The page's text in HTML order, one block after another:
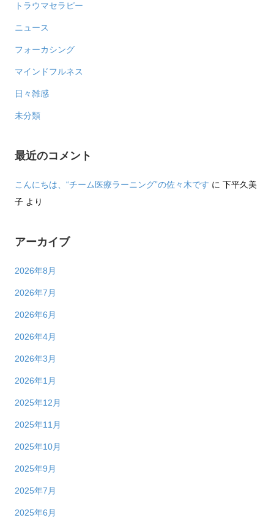
トラウマセラピー
ニュース
フォーカシング
マインドフルネス
日々雑感
未分類
最近のコメント
こんにちは、“チーム医療ラーニング”の佐々木です に 下平久美
子 より
アーカイブ
2026年8月
2026年7月
2026年6月
2026年4月
2026年3月
2026年1月
2025年12月
2025年11月
2025年10月
2025年9月
2025年7月
2025年6月